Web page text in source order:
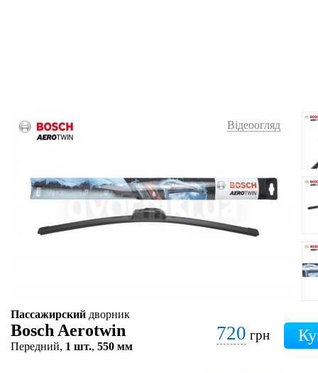
Відеоогляд
Пассажирский дворник
Bosch Aerotwin
Передний, 1 шт., 550 мм
720 грн